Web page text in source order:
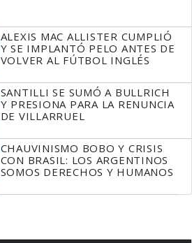
ALEXIS MAC ALLISTER CUMPLIÓ
Y SE IMPLANTÓ PELO ANTES DE
VOLVER AL FÚTBOL INGLÉS
SANTILLI SE SUMÓ A BULLRICH
Y PRESIONA PARA LA RENUNCIA
DE VILLARRUEL
CHAUVINISMO BOBO Y CRISIS
CON BRASIL: LOS ARGENTINOS
SOMOS DERECHOS Y HUMANOS